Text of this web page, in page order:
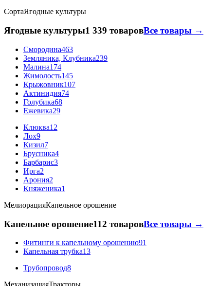
СортаЯгодные культуры
Ягодные культуры1 339 товаровВсе товары →
Смородина463
Земляника, Клубника239
Малина174
Жимолость145
Крыжовник107
Актинидия74
Голубика68
Ежевика29
Клюква12
Лох9
Кизил7
Брусника4
Барбарис3
Ирга2
Арония2
Княженика1
МелиорацияКапельное орошение
Капельное орошение112 товаровВсе товары →
Фитинги к капельному орошению91
Капельная трубка13
Трубопровод8